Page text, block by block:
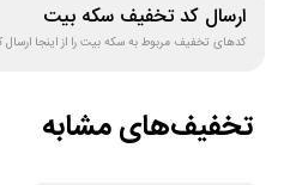
ارسال کد تخفیف سکه بیت
کدهای تخفیف مربوط بهسکه بیترا از اینجا ارسال
تخفیف‌های مشابه